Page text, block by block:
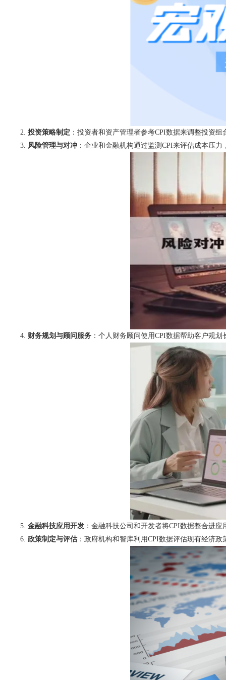
投资策略制定 ：投资者和资产管理者参考CPI数据来调整投资
风险管理与对冲 ：企业和金融机构通过监测CPI来评估成本压
财务规划与顾问服务 ：个人财务顾问使用CPI数据帮助客户规
金融科技应用开发 ：金融科技公司和开发者将CPI数据整合进
政策制定与评估 ：政府机构和智库利用CPI数据评估现有经济